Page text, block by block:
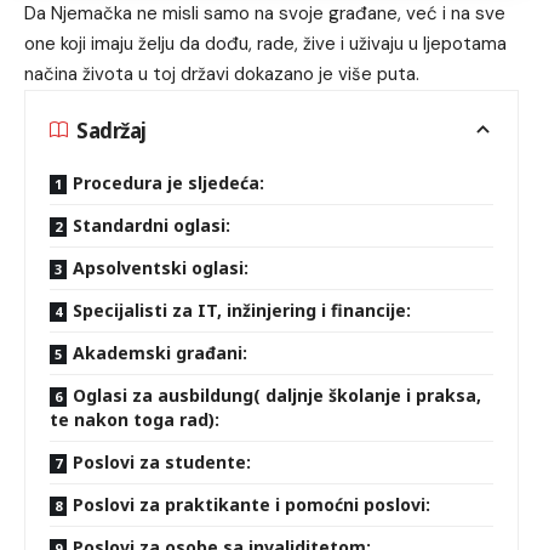
Da Njemačka ne misli samo na svoje građane, već i na sve
one koji imaju želju da dođu, rade, žive i uživaju u ljepotama
načina života u toj državi dokazano je više puta.
Sadržaj
Procedura je sljedeća:
Standardni oglasi:
Apsolventski oglasi:
Specijalisti za IT, inžinjering i financije:
Akademski građani:
Oglasi za ausbildung( daljnje školanje i praksa,
te nakon toga rad):
Poslovi za studente:
Poslovi za praktikante i pomoćni poslovi: